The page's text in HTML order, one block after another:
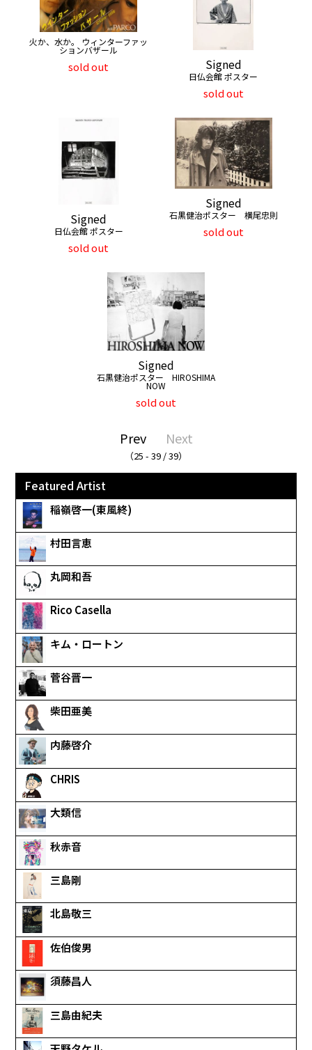
火か、水か。 ウィンターファッ
ションバザール
sold out Signed
日仏会館 ポスター
sold out
Signed
日仏会館 ポスター
sold out
Signed
石黒健治ポスター 横尾忠則
sold out
Signed
石黒健治ポスター HIROSHIMA
NOW
sold out
Prev Next
（25 - 39 / 39）
Featured Artist
稲嶺啓一(東風終)
村田言恵
丸岡和吾
Rico Casella
キム・ロートン
菅谷晋一
柴田亜美
内藤啓介
CHRIS
大類信
秋赤音
三島剛
北島敬三
佐伯俊男
須藤昌人
三島由紀夫